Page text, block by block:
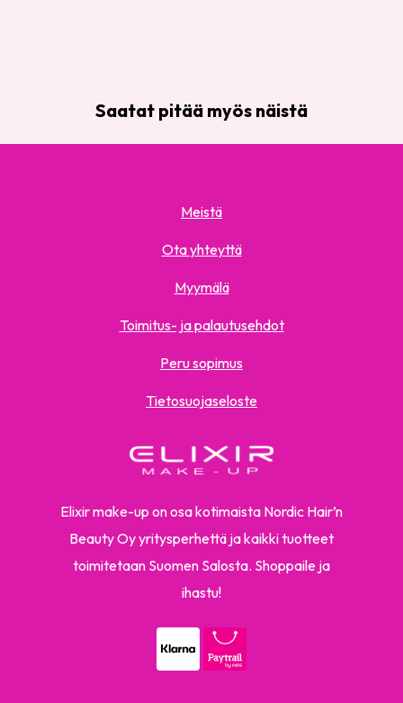
Saatat pitää myös näistä
Elixir make-up on osa kotimaista Nordic Hair’n
Beauty Oy yritysperhettä ja kaikki tuotteet
toimitetaan Suomen Salosta. Shoppaile ja
ihastu!
Meistä
Ota yhteyttä
Myymälä
Toimitus- ja palautusehdot
Peru sopimus
Tietosuojaseloste